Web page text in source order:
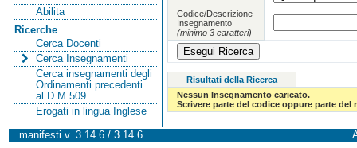
Abilita
Ricerche
Cerca Docenti
Cerca Insegnamenti
Cerca insegnamenti degli
Ordinamenti precedenti
al D.M.509
Erogati in lingua Inglese
Codice/Descrizione
Insegnamento
(minimo 3 caratteri)
Risultati della Ricerca
Nessun Insegnamento caricato.
Scrivere parte del codice oppure parte
manifesti v. 3.14.6 / 3.14.6